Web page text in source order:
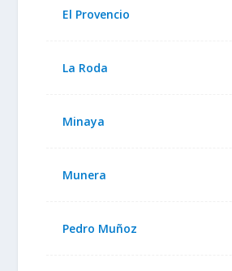
El Provencio
La Roda
Minaya
Munera
Pedro Muñoz